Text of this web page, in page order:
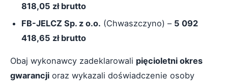
818,05 zł brutto
FB-JELCZ Sp. z o.o. (Chwaszczyno) – 5 092
418,65 zł brutto
Obaj wykonawcy zadeklarowali pięcioletni okres
gwarancji oraz wykazali doświadczenie osoby